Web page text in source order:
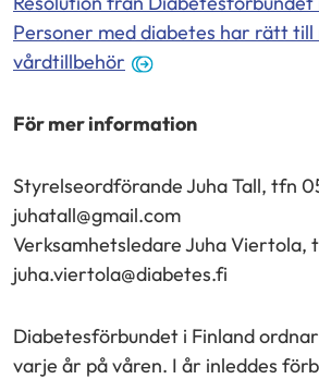
Personer med diabetes har rätt till
vårdtillbehör (avautuu
ikkunaan)
För mer information
Styrelseordförande Juha Tall, tfn
juhatall@gmail.com
Verksamhetsledare Juha Viertola,
juha.viertola@diabetes.fi
Diabetesförbundet i Finland
varje år på våren. I år inleddes